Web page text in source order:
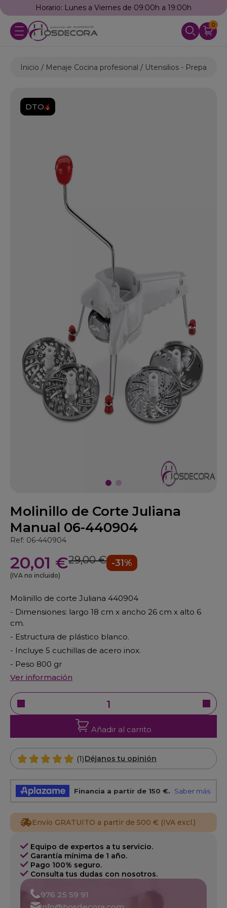
Horario: Lunes a Viernes de 09:00h a 19:00h
0
Inicio Menaje Cocina profesional Utensilios - Preparación
DTO.
Molinillo de Corte Juliana
Manual 06-440904
Ref: 06-440904
20,01 €29,00 € -31%
(IVA no incluido)
Molinillo de corte Juliana 440904
- Dimensiones: largo 18 cm x ancho 26 cm x alto 6
cm.
- Estructura de plástico blanco.
- Incluye 5 cuchillas de acero inox.
- Peso 800 gr
Ver información
Añadir al carrito
(1)Déjanos tu opinión
Envío GRATUITO a partir de 500 € (IVA excl.)
Equipo de expertos a tu servicio.
Garantía mínima de 1 año.
Pago 100% seguro.
Consulta tus dudas con nosotros.
976 25 59 91